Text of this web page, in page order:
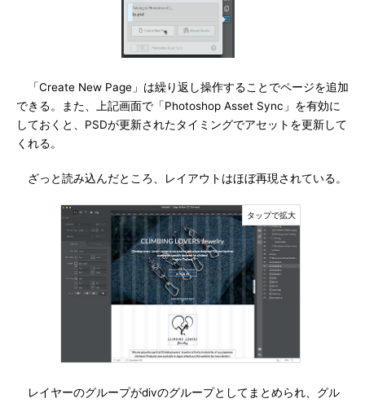
「Create New Page」は繰り返し操作することでページを追加
できる。また、上記画面で「Photoshop Asset Sync」を有効に
しておくと、PSDが更新されたタイミングでアセットを更新して
くれる。
ざっと読み込んだところ、レイアウトはほぼ再現されている。
レイヤーのグループがdivのグループとしてまとめられ、グル